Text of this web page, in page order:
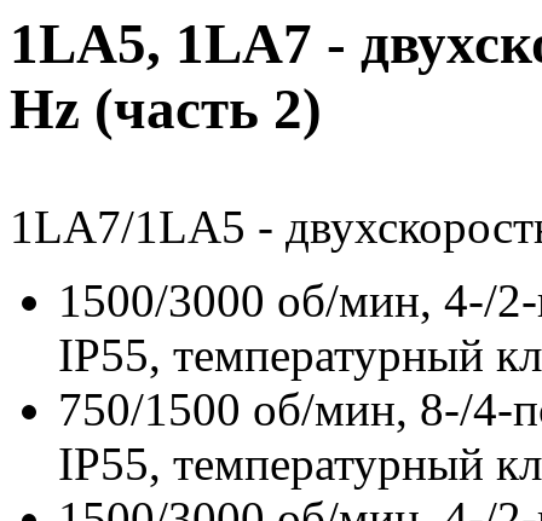
1LA5, 1LA7 -
Hz (часть 2)
1LA7/1LA5 -
1500/3000 об/мин, 4-/
IP55, температурный
750/1500 об/мин, 8-/4-
IP55, температурный